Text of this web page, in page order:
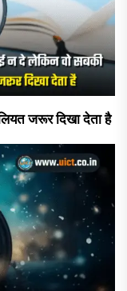
जरूर दिखा देता है